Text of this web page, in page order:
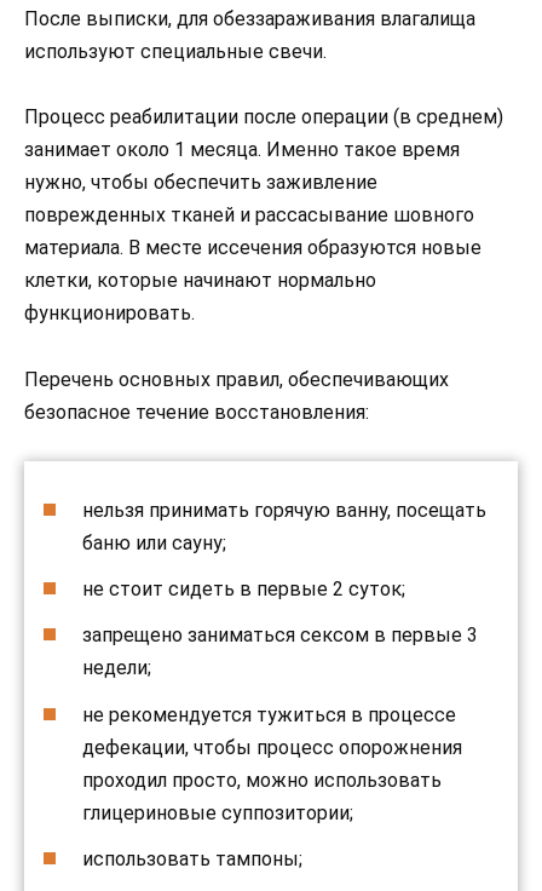
После выписки, для обеззараживания влагалища
используют специальные свечи.
Процесс реабилитации после операции (в среднем)
занимает около 1 месяца. Именно такое время
нужно, чтобы обеспечить заживление
поврежденных тканей и рассасывание шовного
материала. В месте иссечения образуются новые
клетки, которые начинают нормально
функционировать.
Перечень основных правил, обеспечивающих
безопасное течение восстановления:
нельзя принимать горячую ванну, посещать
баню или сауну;
не стоит сидеть в первые 2 суток;
запрещено заниматься сексом в первые 3
недели;
не рекомендуется тужиться в процессе
дефекации, чтобы процесс опорожнения
проходил просто, можно использовать
глицериновые суппозитории;
использовать тампоны;